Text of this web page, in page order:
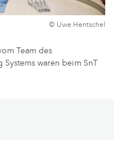
© Uwe Hentschel
Team des
waren beim SnT